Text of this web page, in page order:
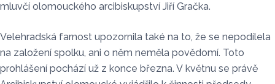
mluvčí olomouckého arcibiskupství Jiří Gračka.
Velehradská farnost upozornila také na to, že se nepodílela
na založení spolku, ani o něm neměla povědomí. Toto
prohlášení pochází už z konce března. V květnu se právě